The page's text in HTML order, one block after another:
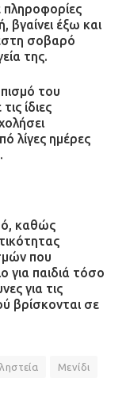
ένας από
της
εργοστάσιο
δύο
για την
στη
το 112
βγαίνει έξω και
σοβαρό
της.
του
ίδιες
λίγες ημέρες
καθώς
που
για παιδιά τόσο
για τις
βρίσκονται σε
ληστεία Μενίδι